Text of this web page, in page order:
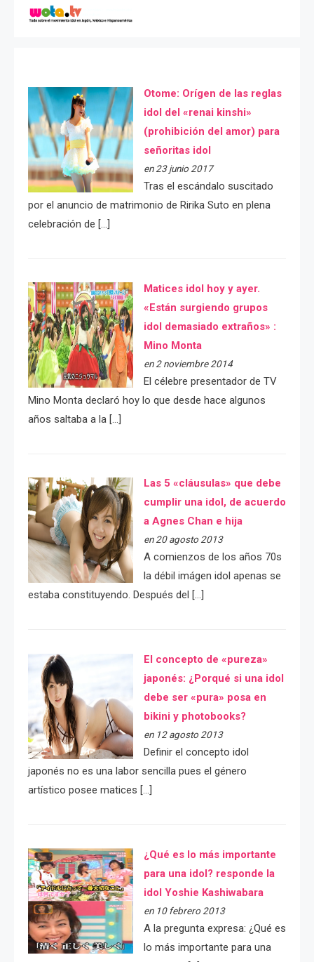
Otome: Orígen de las reglas
idol del «renai kinshi»
(prohibición del amor) para
señoritas idol
en 23 junio 2017
Tras el escándalo suscitado
por el anuncio de matrimonio de Ririka Suto en plena
celebración de […]
Matices idol hoy y ayer.
«Están surgiendo grupos
idol demasiado extraños» :
Mino Monta
en 2 noviembre 2014
El célebre presentador de TV
Mino Monta declaró hoy lo que desde hace algunos
años saltaba a la […]
Las 5 «cláusulas» que debe
cumplir una idol, de acuerdo
a Agnes Chan e hija
en 20 agosto 2013
A comienzos de los años 70s
la débil imágen idol apenas se
estaba constituyendo. Después del […]
El concepto de «pureza»
japonés: ¿Porqué si una idol
debe ser «pura» posa en
bikini y photobooks?
en 12 agosto 2013
Definir el concepto idol
japonés no es una labor sencilla pues el género
artístico posee matices […]
¿Qué es lo más importante
para una idol? responde la
idol Yoshie Kashiwabara
en 10 febrero 2013
A la pregunta expresa: ¿Qué es
lo más importante para una